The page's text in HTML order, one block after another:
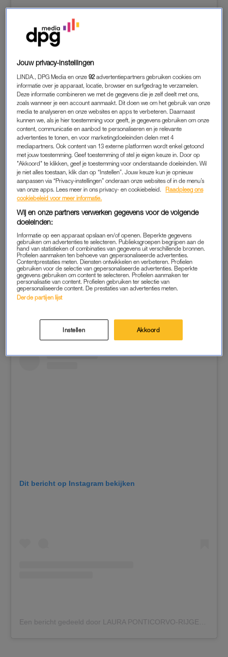
Een bericht gedeeld door ??????? ??? ⚡️ (@roxeannehazes)
LAURA PONTICORVO
In september beviel Laura na 34 weken van dochter Giulia
Sébi Amore Margherita. ‘Ik was hier 32 weken zwanger en
twee weken later was mijn meisje er ineens.’
Dit bericht op Instagram bekijken
Jouw privacy-instellingen
LINDA., DPG Media en onze92 advertentiepartners gebruiken cookies om
informatie over je apparaat, locatie, browser en surfgedrag te verzamelen.
Deze informatie combineren we met de gegevens die je zelf deelt met ons,
zoals wanneer je een account aanmaakt. Dit doen we om het gebruik van onze
media te analyseren en onze websites en apps te verbeteren. Daarnaast
kunnen we, als je hier toestemming voor geeft, je gegevens gebruiken om onze
content, communicatie en aanbod te personaliseren en je relevante
advertenties te tonen, en voor marketingdoeleinden delen met 4
mediapartners. Ook content van 13 externe platformen wordt enkel getoond
met jouw toestemming. Geef toestemming of stel je eigen keuze in. Door op
"Akkoord" te klikken, geef je toestemming voor onderstaande doeleinden. Wil
je niet alles toestaan, klik dan op “Instellen”. Jouw keuze kun je opnieuw
aanpassen via “Privacy-instellingen” onderaan onze websites of in de menu’s
van onze apps. Lees meer in ons privacy- en cookiebeleid.
Raadpleeg ons
cookiebeleid voor meer informatie.
Wij en onze partners verwerken gegevens voor de volgende
doeleinden:
Informatie op een apparaat opslaan en/of openen. Beperkte gegevens
gebruiken om advertenties te selecteren. Publieksgroepen begrijpen aan de
hand van statistieken of combinaties van gegevens uit verschillende bronnen.
Profielen aanmaken ten behoeve van gepersonaliseerde advertenties.
Contentprestaties meten. Diensten ontwikkelen en verbeteren. Profielen
gebruiken voor de selectie van gepersonaliseerde advertenties. Beperkte
gegevens gebruiken om content te selecteren. Profielen aanmaken ter
personalisatie van content. Profielen gebruiken ter selectie van
gepersonaliseerde content. De prestaties van advertenties meten.
Derde partijen lijst
Instellen Akkoord